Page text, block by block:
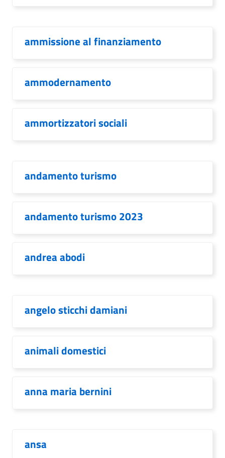
ammissione al finanziamento
ammodernamento
ammortizzatori sociali
andamento turismo
andamento turismo 2023
andrea abodi
angelo sticchi damiani
animali domestici
anna maria bernini
ansa